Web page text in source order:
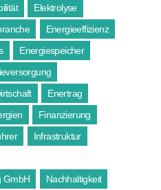
Elektrolyse
Energieeffizienz
Energiespeicher
Enertrag
Finanzierung
Infrastruktur
GmbH
Nachhaltigkeit